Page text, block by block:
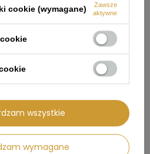
przesyłki
produkt
od umowy
produkt
Kontakt
Konto
cookie (wymagane)
Zawsze
aktywne
wymagane
wszystkie